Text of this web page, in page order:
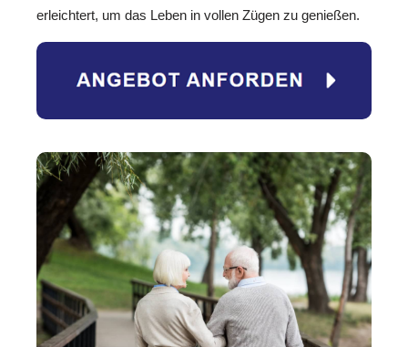
erleichtert, um das Leben in vollen Zügen zu genießen.